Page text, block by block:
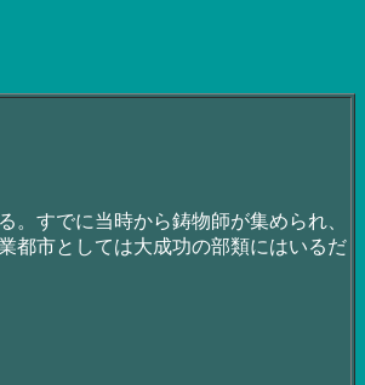
すでに当時から鋳物師が集められ、
都市としては大成功の部類にはいるだ